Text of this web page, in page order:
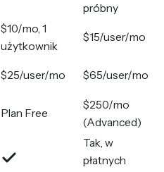
próbny
$10/mo, 1
użytkownik
$15/user/mo
$25/user/mo $65/user/mo
Plan Free
$250/mo
(Advanced)
Tak, w
płatnych